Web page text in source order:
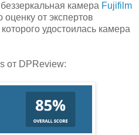
камера Fujifilm
от экспертов
удостоилась камера
от DPReview: